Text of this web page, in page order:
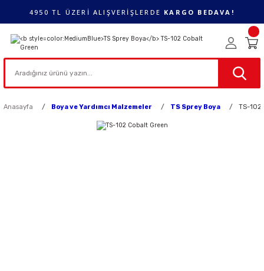
4950 TL ÜZERİ ALIŞVERİŞLERDE KARGO BEDAVA!
Anasayfa Boya ve Yardımcı Malzemeler TS Sprey Boya TS-102